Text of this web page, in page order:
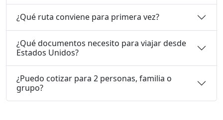
¿Qué ruta conviene para primera vez?
¿Qué documentos necesito para viajar desde
Estados Unidos?
¿Puedo cotizar para 2 personas, familia o
grupo?